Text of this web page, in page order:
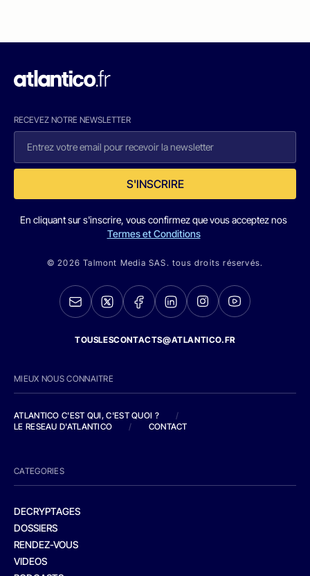
RECEVEZ NOTRE NEWSLETTER
S'INSCRIRE
En cliquant sur s'inscrire, vous confirmez que vous acceptez nos
Termes et Conditions
© 2026 Talmont Media SAS. tous droits réservés.
TOUSLESCONTACTS@ATLANTICO.FR
MIEUX NOUS CONNAITRE
ATLANTICO C'EST QUI, C'EST QUOI ?
/
LE RESEAU D'ATLANTICO
/ CONTACT
CATEGORIES
DECRYPTAGES
DOSSIERS
RENDEZ-VOUS
VIDEOS